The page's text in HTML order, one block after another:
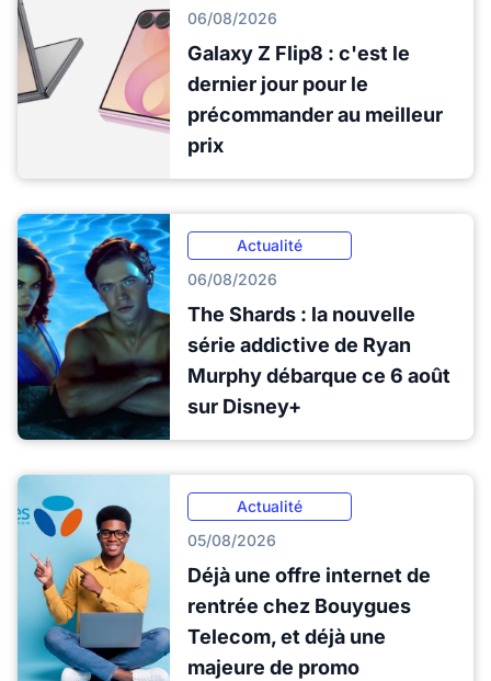
06/08/2026
Galaxy Z Flip8 : c'est le
dernier jour pour le
précommander au meilleur
prix
Actualité
06/08/2026
The Shards : la nouvelle
série addictive de Ryan
Murphy débarque ce 6 août
sur Disney+
Actualité
05/08/2026
Déjà une offre internet de
rentrée chez Bouygues
Telecom, et déjà une
majeure de promo